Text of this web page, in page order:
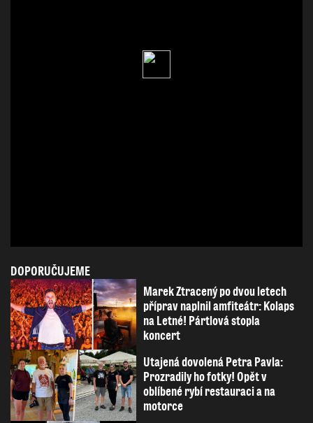
DOPORUČUJEME
Marek Ztracený po dvou letech
příprav naplnil amfiteátr: Kolaps
na Letné! Pártlová stopla
koncert
Utajená dovolená Petra Pavla:
Prozradily ho fotky! Opět v
oblíbené rybí restauraci a na
motorce